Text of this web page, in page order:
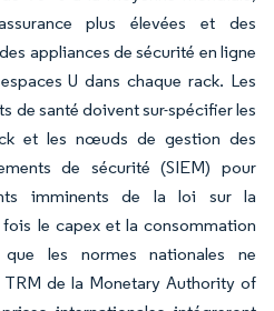
plus élevées et des
appliances de sécurité en ligne
U dans chaque rack. Les
de santé doivent sur-spécifier les
et les nœuds de gestion des
de sécurité (SIEM) pour
imminents de la loi sur la
le capex et la consommation
les normes nationales ne
de la Monetary Authority of